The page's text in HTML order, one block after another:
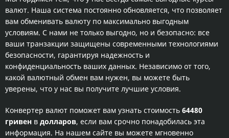
валют. Наша система постоянно обновляется, что позволяет
вам обменивать валюту по максимально выгодным
условиям. С нами не только выгодно, но и безопасно: все
ваши транзакции защищены современными технологиями
безопасности, гарантируя надежность и
конфиденциальность ваших данных. Независимо от того,
какой валютный обмен вам нужен, вы можете быть
уверены, что у нас вы получите лучшие условия.
Конвертер валют поможет вам узнать стоимость 64480
гривен в долларов, если вам срочно понадобилась эта
информация. На нашем сайте вы можете мгновенно